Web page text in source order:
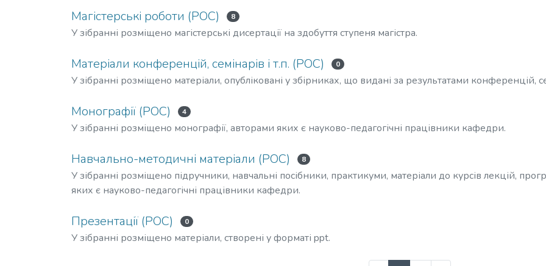
Магістерські роботи (РОС) 8
У зібранні розміщено магістерські дисертації на здобуття ступеня магістра.
Матеріали конференцій, семінарів і т.п. (РОС) 0
У зібранні розміщено матеріали, опубліковані у збірниках, що видані за результатами конференцій,
Монографії (РОС) 4
У зібранні розміщено монографії, авторами яких є науково-педагогічні працівники кафедри.
Навчально-методичні матеріали (РОС) 8
У зібранні розміщено підручники, навчальні посібники, практикуми, матеріали до курсів лекцій,
яких є науково-педагогічні працівники кафедри.
Презентації (РОС) 0
У зібранні розміщено матеріали, створені у форматі ppt.